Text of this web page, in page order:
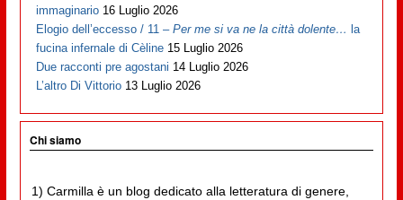
immaginario 16 Luglio 2026
Elogio dell’eccesso / 11 –Per me si va ne la città dolente… la
fucina infernale di Cèline 15 Luglio 2026
Due racconti pre agostani 14 Luglio 2026
L’altro Di Vittorio 13 Luglio 2026
Chi siamo
1) Carmilla è un blog dedicato alla letteratura di genere,